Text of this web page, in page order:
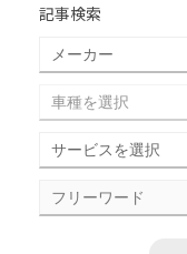
記事検索